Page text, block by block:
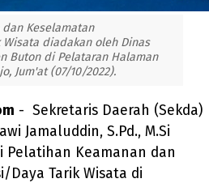
Keselamatan
diadakan oleh Dinas
Buton di Pelataran Halaman
Jum'at (07/10/2022).
- Sekretaris Daerah (Sekda)
Jamaluddin, S.Pd., M.Si
Pelatihan Keamanan dan
Daya Tarik Wisata di